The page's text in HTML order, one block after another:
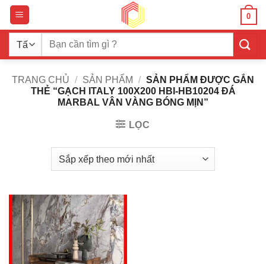
Bỏ
qua
nội
dung
0
Tìm
TRANG CHỦ / SẢN PHẨM / SẢN PHẨM ĐƯỢC GẮN
THẺ “GẠCH ITALY 100X200 HBI-HB10204 ĐÁ
MARBAL VÂN VÀNG BÓNG MỊN”
LỌC